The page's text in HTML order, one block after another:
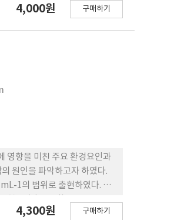
(1D) gas flow was
showed accuracy, but
failure to implement a
using 3D and prepare a
4,000원 구매하기
영향을 미친 주요 환경요인과
원인을 파악하고자 하였다.
1의 범위로 출현하였다. 전
기 (6~9월)를 대상으로 상관
4,300원 구매하기